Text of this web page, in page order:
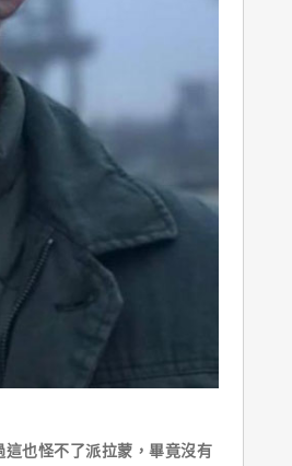
也怪不了派拉蒙，畢竟沒有